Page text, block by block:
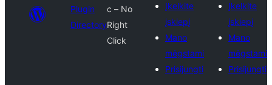
Plugin
Directory
c – No
Right
Click
Įkelkite
įskiepį
Mano
mėgstami
Prisijungti
Įkelkite
įskiepį
Mano
mėgstami
Prisijungti